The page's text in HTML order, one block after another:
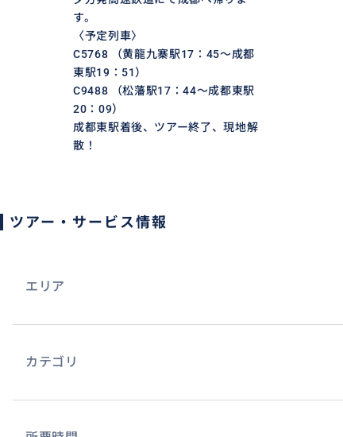
す。
〈予定列車〉
C5768 （黄龍九寨駅17：45～成都
東駅19：51）
C9488 （松藩駅17：44～成都東駅
20：09）
成都東駅着後、ツアー終了、現地解
散！
ツアー・サービス情報
エリア
カテゴリ